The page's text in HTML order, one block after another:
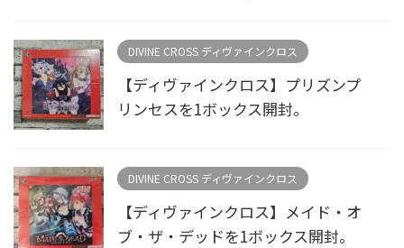
DIVINE CROSS ディヴァインクロス
【ディヴァインクロス】プリズンプ
リンセスを1ボックス開封。
DIVINE CROSS ディヴァインクロス
【ディヴァインクロス】メイド・オ
ブ・ザ・デッドを1ボックス開封。